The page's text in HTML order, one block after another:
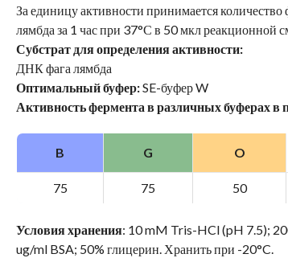
За единицу активности принимается
лямбда за 1 час при 37°С в 50 мкл реакционной
Субстрат для определения активности:
ДНК фага лямбда
Оптимальный буфер:SE-буфер W
Активность фермента в различных буферах в
B G O
75 75 50
Условия хранения: 10 mM Tris-HCl (pH 7.5);
ug/ml BSA; 50% глицерин. Хранить при -20°C.